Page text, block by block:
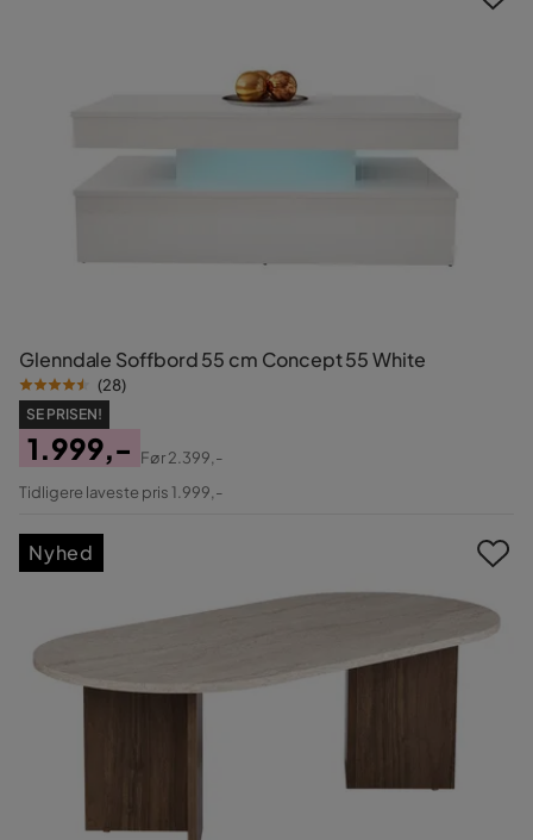
Glenndale Soffbord 55 cm Concept 55 White
(28)
SE PRISEN!
Pris
1.999,-
Original
Før2.399,-
Tidligere laveste pris 1.999,-
Nyhed